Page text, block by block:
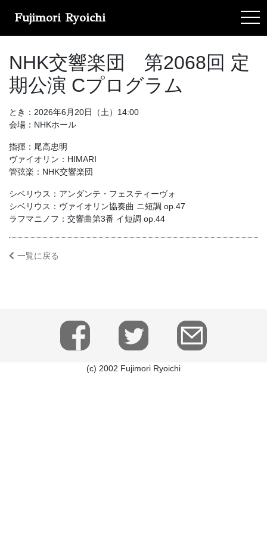
Fujimori Ryoichi
NHK交響楽団 第2068回 定
期公演 Cプログラム
とき：2026年6月20日（土）14:00
会場：NHKホール
指揮：尾高忠明
ヴァイオリン：HIMARI
管弦楽：NHK交響楽団
シベリウス：アンダンテ・フェスティーヴォ
シベリウス：ヴァイオリン協奏曲 ニ短調 op.47
ラフマニノフ：交響曲第3番 イ短調 op.44
一覧に戻る
(c) 2002 Fujimori Ryoichi